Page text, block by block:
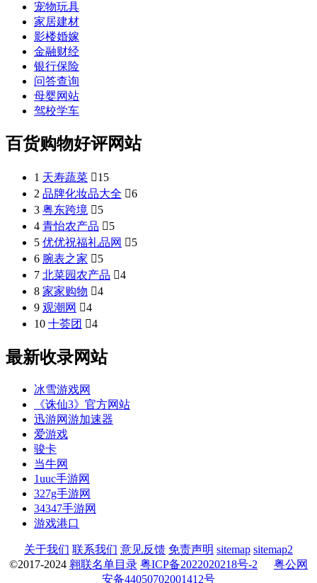
宠物玩具
家居建材
影楼婚嫁
金融财经
银行保险
问答查询
母婴网站
驾校学车
百货购物好评网站
1 天寿蔬菜 15
2 品牌化妆品大全 6
3 粤东跨境 5
4 青怡农产品 5
5 优优祝福礼品网 5
6 腕表之家 5
7 北菜园农产品 4
8 家家购物 4
9 观潮网 4
10 十荟团 4
最新收录网站
冰雪游戏网
《诛仙3》官方网站
迅游网游加速器
爱游戏
骏卡
当牛网
1uuc手游网
327g手游网
34347手游网
游戏港口
关于我们 联系我们 意见反馈 免责声明 sitemap sitemap2
©2017-2024 翱联名单目录 粤ICP备2022020218号-2
粤公网
安备44050702001412号